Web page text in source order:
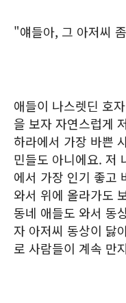
"얘들아, 그 아저씨
애들이 나스렛딘 호
을 보자 자연스럽게
하라에서 가장 바쁜
민들도 아니에요. 저
에서 가장 인기 좋고
와서 위에 올라가도
동네 애들도 와서 동
자 아저씨 동상이 닳
로 사람들이 계속 만